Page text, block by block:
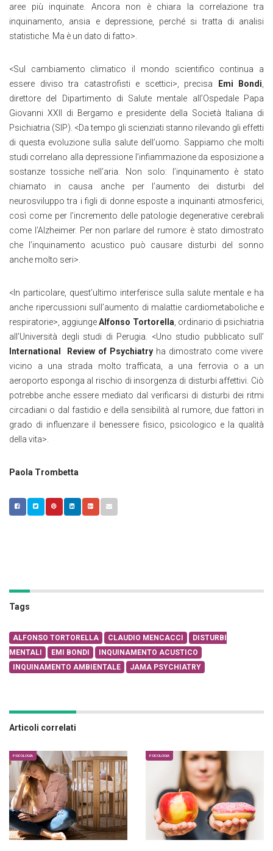
aree più inquinate. Ancora non è chiara la correlazione tra
inquinamento, ansia e depressione, perché si tratta di analisi
statistiche. Ma è un dato di fatto>.
<Sul cambiamento climatico il mondo scientifico continua a
essere diviso tra catastrofisti e scettici>, precisa
Emi Bondi
direttore del Dipartimento di Salute mentale all’Ospedale Papa
Giovanni XXII di Bergamo e presidente della Società Italiana di
Psichiatria (SIP). <Da tempo gli scienziati stanno rilevando gli effetti
di questa evoluzione sulla salute dell’uomo. Sappiamo che molti
studi correlano alla depressione l’infiammazione da esposizione a
sostanze tossiche nell’aria. Non solo: l’inquinamento è stato
chiamato in causa anche per l’aumento dei disturbi del
neurosviluppo tra i figli di donne esposte a inquinanti atmosferici,
così come per l’incremento delle patologie degenerative cerebrali
come l’Alzheimer. Per non parlare del rumore: è stato dimostrato
che l’inquinamento acustico può causare disturbi del sonno
anche molto seri>.
<In particolare, quest’ultimo interferisce sulla salute mentale e ha
anche ripercussioni sull’aumento di malattie cardiometaboliche e
respiratorie>, aggiungeAlfonso Tortorella , ordinario di psichiatria
all’Università degli studi di Perugia. <Uno studio pubblicato sull’
International
Review of Psychiatry ha dimostrato come vivere
vicino a una strada molto trafficata, a una ferrovia o a un
aeroporto esponga al rischio di insorgenza di disturbi affettivi. Ciò
potrebbe anche essere mediato dal verificarsi di disturbi dei ritmi
circadiani o dal fastidio e della sensibilità al rumore, due fattori in
grado di influenzare il benessere fisico, psicologico e la qualità
della vita>.
Paola Trombetta
Tags
ALFONSO TORTORELLA CLAUDIO MENCACCI
DISTURBI
MENTALI
EMI BONDI
INQUINAMENTO ACUSTICO
INQUINAMENTO AMBIENTALE
JAMA PSYCHIATRY
Articoli correlati
PSICOLOGIA PSICOLOGIA